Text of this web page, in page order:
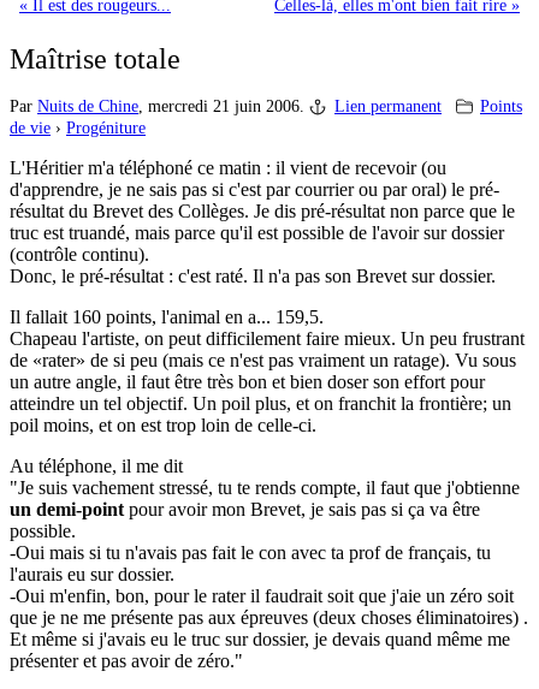
« Il est des rougeurs... Celles-là, elles m'ont bien fait rire »
Maîtrise totale
Par Nuits de Chine mercredi 21 juin 2006. Lien permanent
Points
de vie › Progéniture
L'Héritier m'a téléphoné ce matin : il vient de recevoir (ou
d'apprendre, je ne sais pas si c'est par courrier ou par oral) le pré-
résultat du Brevet des Collèges. Je dis pré-résultat non parce que le
truc est truandé, mais parce qu'il est possible de l'avoir sur dossier
(contrôle continu).
Donc, le pré-résultat : c'est raté. Il n'a pas son Brevet sur dossier.
Il fallait 160 points, l'animal en a... 159,5.
Chapeau l'artiste, on peut difficilement faire mieux. Un peu frustrant
de
rater
de si peu (mais ce n'est pas vraiment un ratage). Vu sous
un autre angle, il faut être très bon et bien doser son effort pour
atteindre un tel objectif. Un poil plus, et on franchit la frontière; un
poil moins, et on est trop loin de celle-ci.
Au téléphone, il me dit
"Je suis vachement stressé, tu te rends compte, il faut que j'obtienne
un demi-point pour avoir mon Brevet, je sais pas si ça va être
possible.
-Oui mais si tu n'avais pas fait le con avec ta prof de français, tu
l'aurais eu sur dossier.
-Oui m'enfin, bon, pour le rater il faudrait soit que j'aie un zéro soit
que je ne me présente pas aux épreuves (deux choses éliminatoires) .
Et même si j'avais eu le truc sur dossier, je devais quand même me
présenter et pas avoir de zéro."